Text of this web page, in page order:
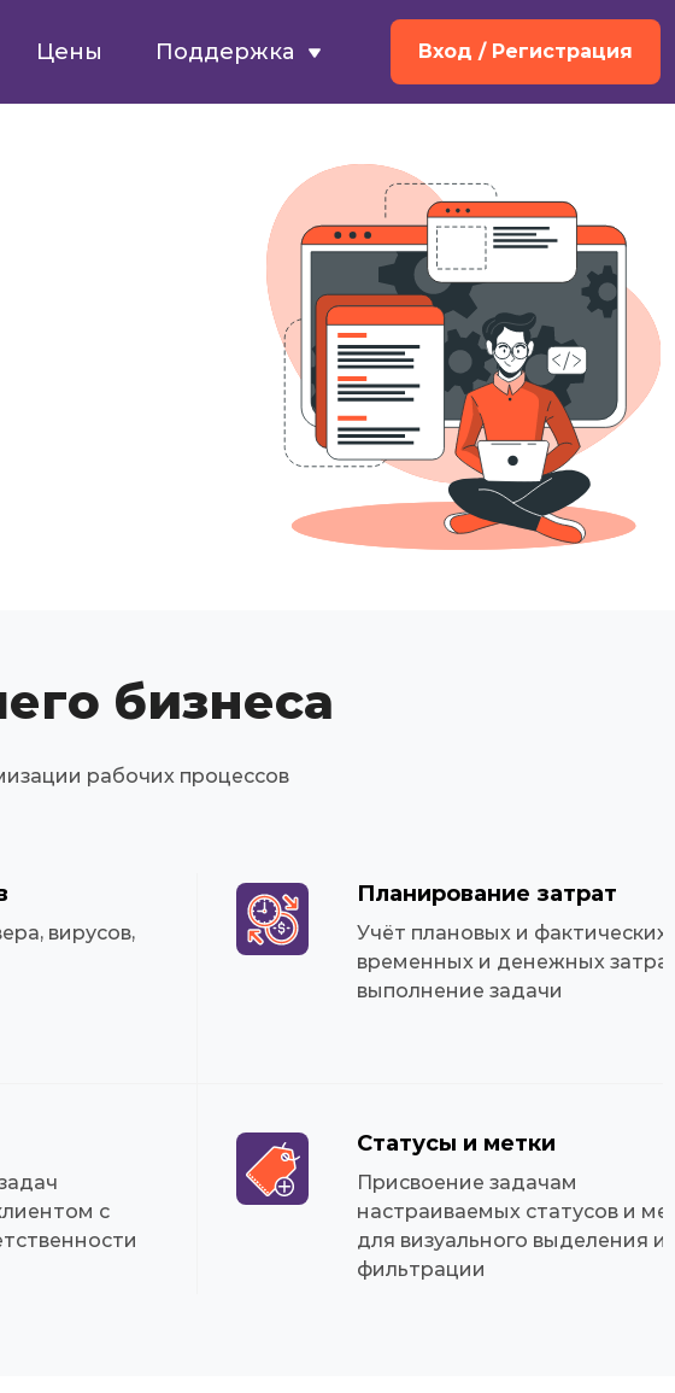
Цены Поддержка Вход / Регистрация
бизнеса
рабочих процессов
вирусов,
Планирование затрат
Учёт плановых и фактических
временных и денежных
выполнение задачи
с
Статусы и метки
Присвоение задачам
настраиваемых статусов и
для визуального выделения и
фильтрации